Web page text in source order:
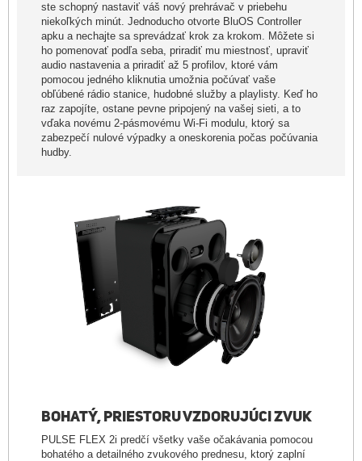
ste schopný nastaviť váš nový prehrávač v priebehu
niekoľkých minút. Jednoducho otvorte BluOS Controller
apku a nechajte sa sprevádzať krok za krokom. Môžete si
ho pomenovať podľa seba, priradiť mu miestnosť, upraviť
audio nastavenia a priradiť až 5 profilov, ktoré vám
pomocou jedného kliknutia umožnia počúvať vaše
obľúbené rádio stanice, hudobné služby a playlisty. Keď ho
raz zapojíte, ostane pevne pripojený na vašej sieti, a to
vďaka novému 2-pásmovému Wi-Fi modulu, ktorý sa
zabezpečí nulové výpadky a oneskorenia počas počúvania
hudby.
BOHATÝ, PRIESTORU VZDORUJÚCI ZVUK
PULSE FLEX 2i predčí všetky vaše očakávania pomocou
bohatého a detailného zvukového prednesu, ktorý zaplní